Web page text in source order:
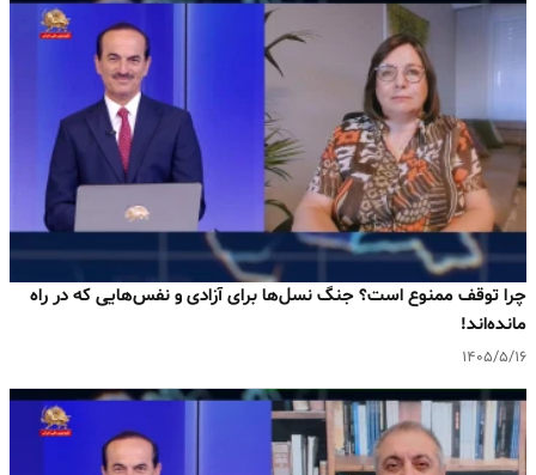
چرا توقف ممنوع است؟ جنگ نسل‌ها برای آزادی و نفس‌هایی که در راه
مانده‌اند!
۱۴۰۵/۵/۱۶